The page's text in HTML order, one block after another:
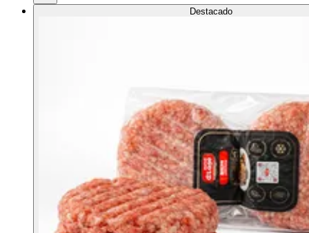
Destacado